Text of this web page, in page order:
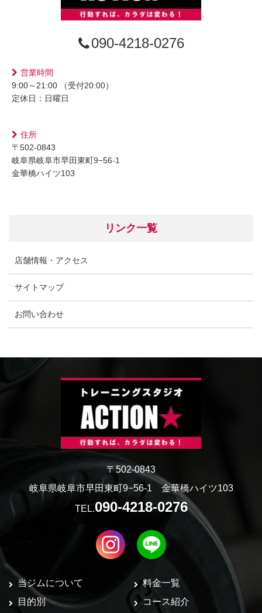
090-4218-0276
営業時間
9:00～21:00 （受付20:00）
定休日：日曜日
住所
〒502-0843
岐阜県岐阜市早田東町9−56-1
金華橋ハイツ103
リンク一覧
店舗情報・アクセス
サイトマップ
お問い合わせ
〒502-0843
岐阜県岐阜市早田東町9−56-1 金華橋ハイツ103
TEL.090-4218-0276
当ジムについて
料金一覧
目的別
コース紹介